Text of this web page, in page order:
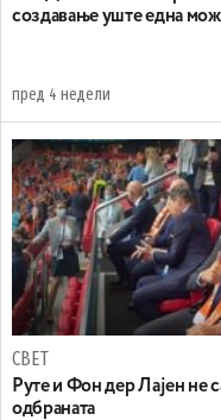
создавање уште една
пред 4 недели
СВЕТ
Руте и Фон дер Лајен не
одбраната